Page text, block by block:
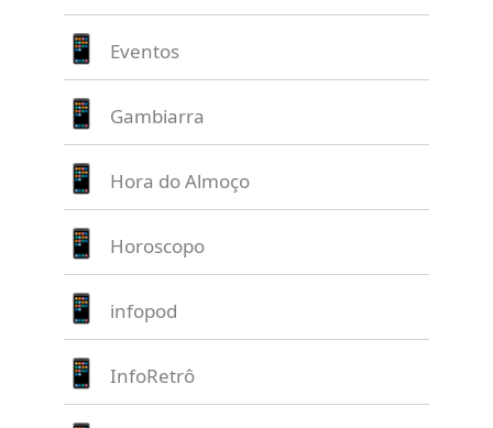
Eventos
Gambiarra
Hora do Almoço
Horoscopo
infopod
InfoRetrô